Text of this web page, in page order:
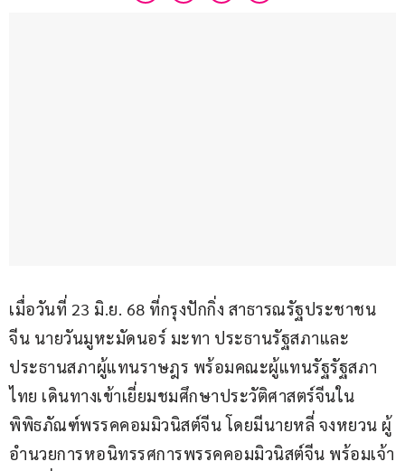
เมื่อวันที่ 23 มิ.ย. 68 ที่กรุงปักกิ่ง สาธารณรัฐประชาชน
จีน นายวันมูหะมัดนอร์ มะทา ประธานรัฐสภาและ
ประธานสภาผู้แทนราษฎร พร้อมคณะผู้แทนรัฐรัฐสภา
ไทย เดินทางเข้าเยี่ยมชมศึกษาประวัติศาสตร์จีนใน
พิพิธภัณฑ์พรรคคอมมิวนิสต์จีน โดยมีนายหลี่ จงหยวน ผู้
อำนวยการหอนิทรรศการพรรคคอมมิวนิสต์จีน พร้อมเจ้า